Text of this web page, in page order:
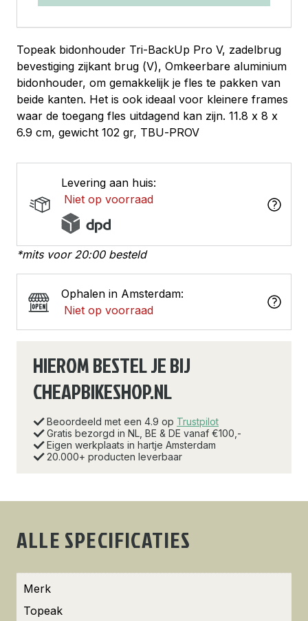
Topeak bidonhouder Tri-BackUp Pro V, zadelbrug
bevestiging zijkant brug (V), Omkeerbare aluminium
bidonhouder, om gemakkelijk je fles te pakken van
beide kanten. Het is ook ideaal voor kleinere frames
waar de toegang fles uitdagend kan zijn. 11.8 x 8 x
6.9 cm, gewicht 102 gr, TBU-PROV
Levering aan huis:
Niet op voorraad
*mits voor 20:00 besteld
Ophalen in Amsterdam:
Niet op voorraad
HIEROM BESTEL JE BIJ
CHEAPBIKESHOP.NL
Beoordeeld met een 4.9 op Trustpilot
Gratis bezorgd in NL, BE & DE vanaf €100,-
Eigen werkplaats in hartje Amsterdam
20.000+ producten leverbaar
ALLE SPECIFICATIES
Merk
Topeak